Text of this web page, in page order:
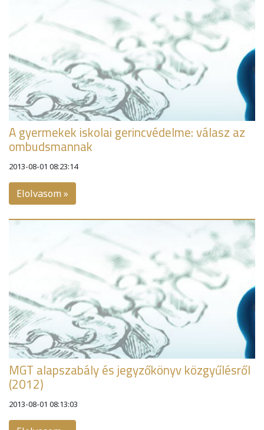
A gyermekek iskolai gerincvédelme: válasz az
ombudsmannak
2013-08-01 08:23:14
Elolvasom »
MGT alapszabály és jegyzőkönyv közgyűlésről
(2012)
2013-08-01 08:13:03